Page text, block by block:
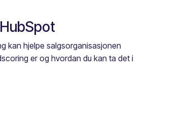
kan hjelpe salgsorganisasjonen
er og hvordan du kan ta det i